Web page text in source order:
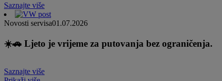
Saznajte više
Novosti servisa01.07.2026
☀️🚗 Ljeto je vrijeme za putovanja bez ograničenja.
Saznajte više